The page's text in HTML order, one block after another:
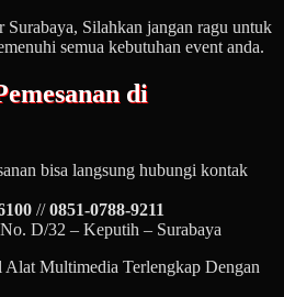
Surabaya, Silahkan jangan ragu untuk
semua kebutuhan event anda.
di
bisa langsung hubungi kontak
//0851-0788-9211
D/32 – Keputih – Surabaya
Alat Multimedia Terlengkap Dengan